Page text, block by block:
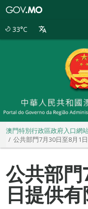
33°C
澳門特別行政區政府入口網
公共部門7月30日至8月1
公共部
日提供